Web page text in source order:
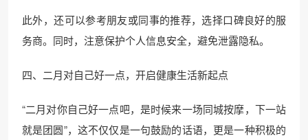
此外，还可以参考朋友或同事的推荐，选择口碑良好的服
务商。同时，注意保护个人信息安全，避免泄露隐私。
四、二月对自己好一点，开启健康生活新起点
“二月对你自己好一点吧，是时候来一场同城按摩，下一站
就是团圆”，这不仅仅是一句鼓励的话语，更是一种积极的